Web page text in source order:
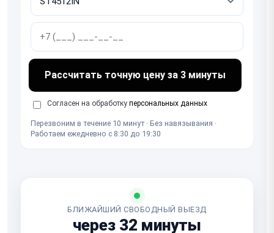
Рассчитать точную цену за 3 минуты
Согласен на обработку персональных данных
Перезвоним в течение 10 минут · Без навязывания ·
Работаем ежедневно с 8:30 до 19:30
БЛИЖАЙШИЙ СВОБОДНЫЙ ВЫЕЗД
через 32 минуты